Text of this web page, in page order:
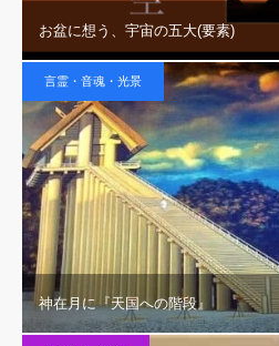
お盆に想う、宇宙の五大(要素)
言霊・音魂・光景
神在月に『天国への階段』